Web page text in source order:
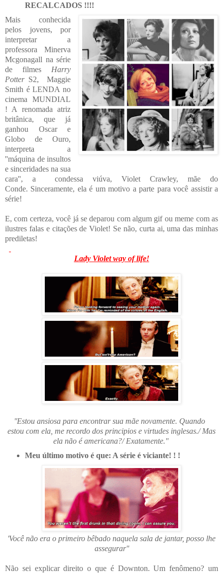
RECALCADOS !!!!
Mais conhecida
pelos jovens, por
interpretar a
professora Minerva
Mcgonagall na série
de filmes Harry
PotterS2, Maggie
Smith é LENDA no
cinema MUNDIAL
! A renomada atriz
britânica, que já
ganhou Oscar e
Globo de Ouro,
interpreta a
''máquina de insultos
e sinceridades na sua
cara'', a condessa viúva, Violet Crawley, mãe do
Conde. Sinceramente, ela é um motivo a parte para você assistir a
série!
E, com certeza, você já se deparou com algum gif ou meme com as
ilustres falas e citações de Violet! Se não, curta ai, uma das minhas
prediletas!
Lady Violet way of life!
''Estou ansiosa para encontrar sua mãe novamente. Quando
estou com ela, me recordo dos principios e virtudes inglesas./ Mas
ela não é americana?/ Exatamente.''
Meu último motivo é que: A série éviciante! ! !
'Você não era o primeiro bêbado naquela sala de jantar, posso lhe
assegurar''
Não sei explicar direito o que é Downton. Um fenômeno? um